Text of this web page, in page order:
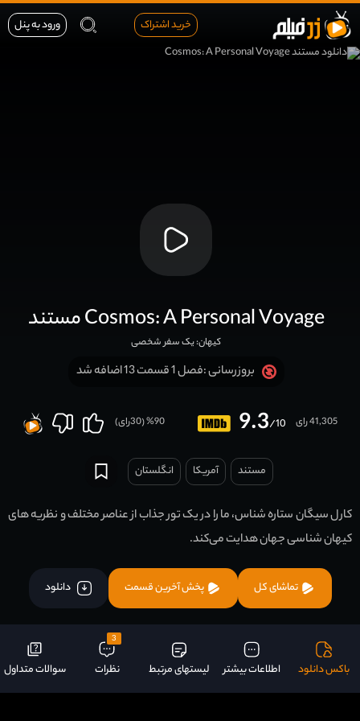
خرید اشتراک ورود به پنل
مستند Cosmos: A Personal Voyage
کیهان: یک سفر شخصی
بروزرسانی :فصل 1 قسمت 13 اضافه شد
9.3/10 41,305 رای 90
% (
30رای)
مستند آمریکا انگلستان
کارل سیگان ستاره شناس، ما را در یک تور جذاب از عناصر مختلف و نظریه های
کیهان شناسی جهان هدایت می‌کند.
تماشای کل پخش آخرین قسمت دانلود
باکس دانلود اطلاعات بیشتر لیستهای مرتبط
3
نظرات سوالات متداول